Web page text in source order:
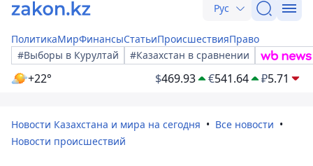
Рус
ПолитикаМирФинансыСтатьиПроисшествияПраво
#Выборы в Курултай
#Казахстан в сравнении
+22° $469.93 €541.64 ₽5.71
Новости Казахстана и мира на сегодня
Все новости
Новости происшествий